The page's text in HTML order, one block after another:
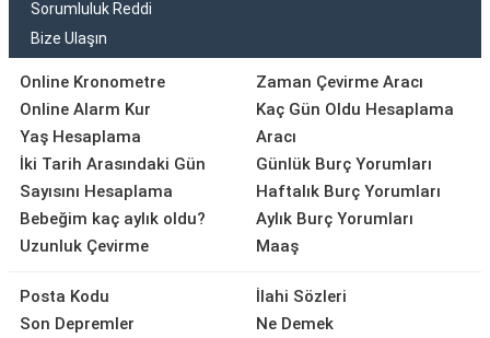
Sorumluluk Reddi
Bize Ulaşın
Online Kronometre
Online Alarm Kur
Yaş Hesaplama
İki Tarih Arasındaki Gün
Sayısını Hesaplama
Bebeğim kaç aylık oldu?
Uzunluk Çevirme
Zaman Çevirme Aracı
Kaç Gün Oldu Hesaplama
Aracı
Günlük Burç Yorumları
Haftalık Burç Yorumları
Aylık Burç Yorumları
Maaş
Posta Kodu
Son Depremler
İlahi Sözleri
Ne Demek